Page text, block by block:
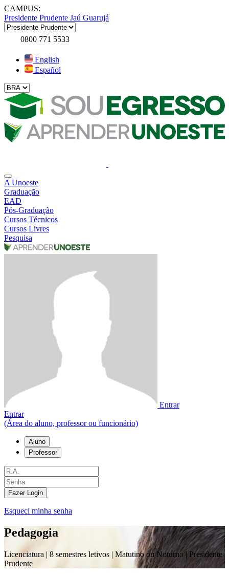
CAMPUS:
Presidente Prudente Jaú Guarujá
0800 771 5533
English
Español
A Unoeste
Graduação
EAD
Pós-Graduação
Cursos Técnicos
Cursos Livres
Pesquisa
Entrar
Entrar
(Área do aluno, professor ou funcionário)
Aluno
Professor
Fazer Login
Esqueci minha senha
Pedagogia
Licenciatura | 8 semestres letivos | Matutino ou Noturno | Presidente
Prudente